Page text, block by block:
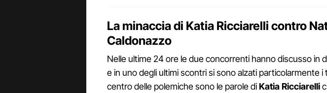
La minaccia di Katia Ricciarelli contro
Caldonazzo
Nelle ultime 24 ore le due concorrenti hanno discusso in
e in uno degli ultimi scontri si sono alzati particolarmente i
centro delle polemiche sono le parole diKatia Ricciarelli